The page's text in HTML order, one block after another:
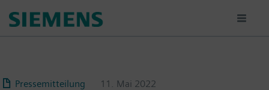
para
Pressemitteilung
11. Mai 2022